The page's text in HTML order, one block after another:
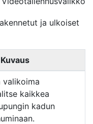
ja ulkoiset
Kuvaus
valikoima
kaikkea
kadun